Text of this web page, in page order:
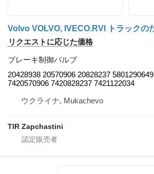
リクエストに応じた価格
ブレーキ制御バルブ
20428938 20570906 20828237 5801290649
7420570906 7420828237 7421122034
ウクライナ, Mukachevo
TIR Zapchastini